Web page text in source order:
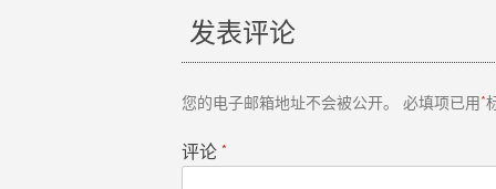
导
航
发表评论
您的电子邮箱地址不会被公开。 必填项已用*
评论 *